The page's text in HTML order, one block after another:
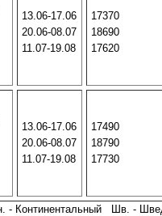
13.06-17.06
20.06-08.07
11.07-19.08
17370
18690
17620
13.06-17.06
20.06-08.07
11.07-19.08
17490
18790
17730
- Континентальный Шв. -